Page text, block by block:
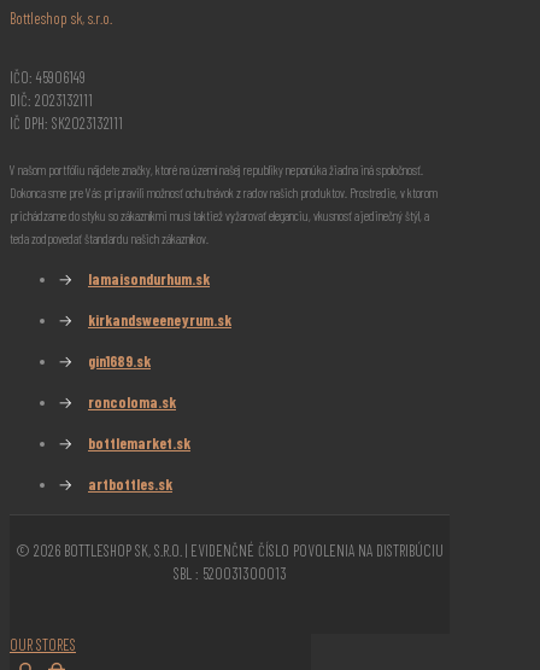
Bottleshop sk, s.r.o.
IČO: 45906149
DIČ: 2023132111
IČ DPH: SK2023132111
V našom portfóliu nájdete značky, ktoré na území našej republiky neponúka žiadna iná spoločnosť.
Dokonca sme pre Vás pripravili možnosť ochutnávok z radov našich produktov. Prostredie, v ktorom
prichádzame do styku so zákazníkmi musí taktiež vyžarovať eleganciu, vkusnosť a jedinečný štýl, a
teda zodpovedať štandardu našich zákazníkov.
→ lamaisondurhum.sk
→ kirkandsweeneyrum.sk
→ gin1689.sk
→ roncoloma.sk
→ bottlemarket.sk
→ artbottles.sk
© 2026 BOTTLESHOP SK, S.R.O. | EVIDENČNÉ ČÍSLO POVOLENIA NA DISTRIBÚCIU
SBL : 520031300013
OUR STORES